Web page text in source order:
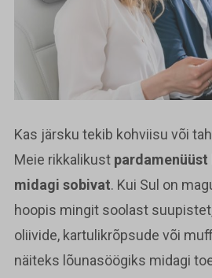
Kas järsku tekib kohviisu või
Meie rikkalikust
midagi sobivat. Kui Sul on
hoopis mingit soolast
oliivide, kartulikrõpsude või
näiteks lõunasöögiks midagi